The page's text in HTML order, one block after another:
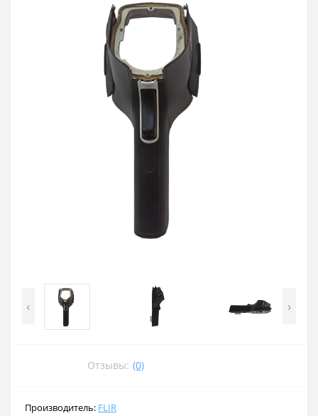
‹ ›
Отзывы: (0)
Производитель: FLIR